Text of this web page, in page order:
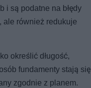
i są podatne na błędy
ale również redukuje
określić długość,
fundamenty stają się
zgodnie z planem.